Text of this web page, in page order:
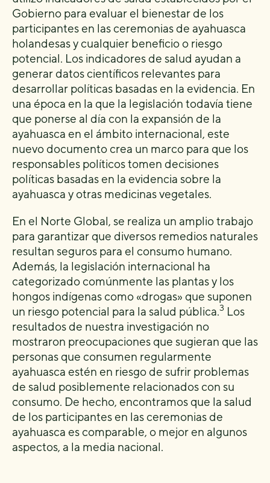
Gobierno para evaluar el bienestar de los
participantes en las ceremonias de ayahuasca
holandesas y cualquier beneficio o riesgo
potencial. Los indicadores de salud ayudan a
generar datos científicos relevantes para
desarrollar políticas basadas en la evidencia. En
una época en la que la legislación todavía tiene
que ponerse al día con la expansión de la
ayahuasca en el ámbito internacional, este
nuevo documento crea un marco para que los
responsables políticos tomen decisiones
políticas basadas en la evidencia sobre la
ayahuasca y otras medicinas vegetales.
En el Norte Global, se realiza un amplio trabajo
para garantizar que diversos remedios naturales
resultan seguros para el consumo humano.
Además, la legislación internacional ha
categorizado comúnmente las plantas y los
hongos indígenas como «drogas» que suponen
un riesgo potencial para la salud pública.3 Los
resultados de nuestra investigación no
mostraron preocupaciones que sugieran que las
personas que consumen regularmente
ayahuasca estén en riesgo de sufrir problemas
de salud posiblemente relacionados con su
consumo. De hecho, encontramos que la salud
de los participantes en las ceremonias de
ayahuasca es comparable, o mejor en algunos
aspectos, a la media nacional.